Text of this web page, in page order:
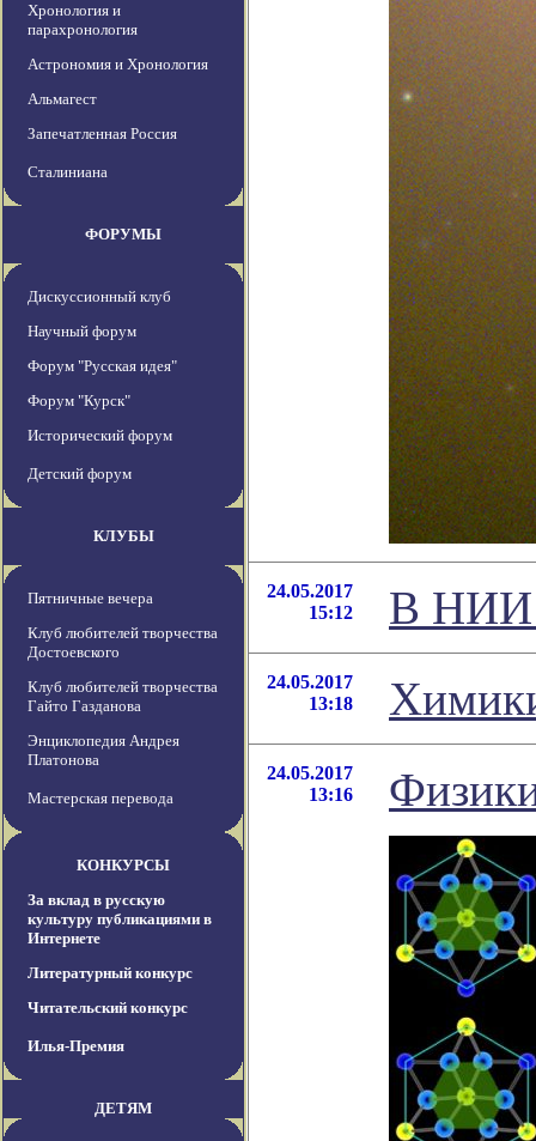
Хронология и
парахронология
Астрономия и Хронология
Альмагест
Запечатленная Россия
Сталиниана
ФОРУМЫ
Дискуссионный клуб
Научный форум
Форум "Русская идея"
Форум "Курск"
Исторический форум
Детский форум
КЛУБЫ
Пятничные вечера
Клуб любителей творчества
Достоевского
Клуб любителей творчества
Гайто Газданова
Энциклопедия Андрея
Платонова
Мастерская перевода
КОНКУРСЫ
За вклад в русскую
культуру публикациями в
Интернете
Литературный конкурс
Читательский конкурс
Илья-Премия
ДЕТЯМ
24.05.2017
15:12
В НИИ
24.05.2017
13:18
24.05.2017
13:16